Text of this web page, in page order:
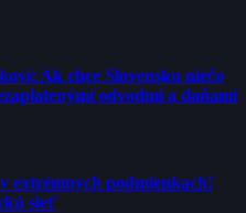
Ak chce Slovensku niečo
odvodmi a daňami
extrémnych podmienkach!
sieť